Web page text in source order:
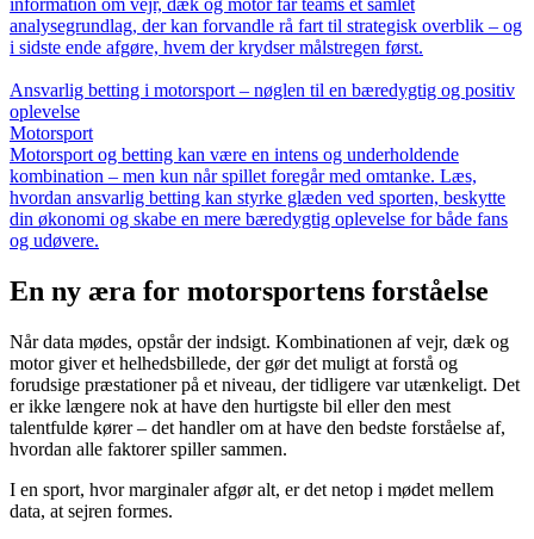
information om vejr, dæk og motor får teams et samlet
analysegrundlag, der kan forvandle rå fart til strategisk overblik – og
i sidste ende afgøre, hvem der krydser målstregen først.
Ansvarlig betting i motorsport – nøglen til en bæredygtig og positiv
oplevelse
Motorsport
Motorsport og betting kan være en intens og underholdende
kombination – men kun når spillet foregår med omtanke. Læs,
hvordan ansvarlig betting kan styrke glæden ved sporten, beskytte
din økonomi og skabe en mere bæredygtig oplevelse for både fans
og udøvere.
En ny æra for motorsportens forståelse
Når data mødes, opstår der indsigt. Kombinationen af vejr, dæk og
motor giver et helhedsbillede, der gør det muligt at forstå og
forudsige præstationer på et niveau, der tidligere var utænkeligt. Det
er ikke længere nok at have den hurtigste bil eller den mest
talentfulde kører – det handler om at have den bedste forståelse af,
hvordan alle faktorer spiller sammen.
I en sport, hvor marginaler afgør alt, er det netop i mødet mellem
data, at sejren formes.